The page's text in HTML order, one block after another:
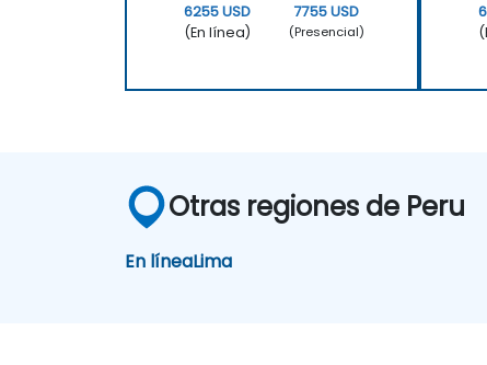
6255 USD
(En línea)
7755 USD
(Presencial)
Otras regiones de Peru
En líneaLima